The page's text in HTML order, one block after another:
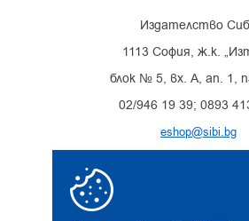
Издателство
1113 София, ж.к.
блок № 5, вх. А, ап. 1,
02/946 19 39; 0893
eshop@sibi.bg